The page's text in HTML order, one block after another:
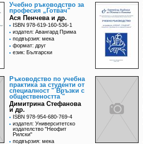
Учебно ръководство за
професия „Готвач"
Ася Пенчева и др.
ISBN 978-619-160-536-1
издател: Авангард Прима
подвързия: мека
формат: друг
език: Български
Ръководство по учебна
практика за студенти от
специалност " Връзки с
обществеността "
Димитрина Стефанова
и др.
ISBN 978-954-680-769-4
издател: Университетско
издателство "Неофит
Рилски"
подвързия: мека